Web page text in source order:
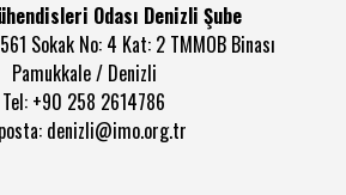
Odası Denizli Şube
Sokak No: 4 Kat: 2 TMMOB Binası
Pamukkale / Denizli
Tel: +90 258 2614786
denizli@imo.org.tr